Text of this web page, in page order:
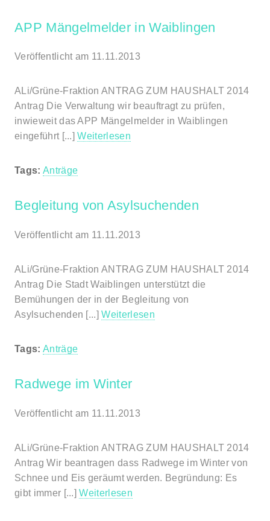
APP Mängelmelder in Waiblingen
Veröffentlicht am 11.11.2013
ALi/Grüne-Fraktion ANTRAG ZUM HAUSHALT 2014
Antrag Die Verwaltung wir beauftragt zu prüfen,
inwieweit das APP Mängelmelder in Waiblingen
eingeführt [...]Weiterlesen
Tags: Anträge
Begleitung von Asylsuchenden
Veröffentlicht am 11.11.2013
ALi/Grüne-Fraktion ANTRAG ZUM HAUSHALT 2014
Antrag Die Stadt Waiblingen unterstützt die
Bemühungen der in der Begleitung von
Asylsuchenden [...]Weiterlesen
Tags: Anträge
Radwege im Winter
Veröffentlicht am 11.11.2013
ALi/Grüne-Fraktion ANTRAG ZUM HAUSHALT 2014
Antrag Wir beantragen dass Radwege im Winter von
Schnee und Eis geräumt werden. Begründung: Es
gibt immer [...]Weiterlesen